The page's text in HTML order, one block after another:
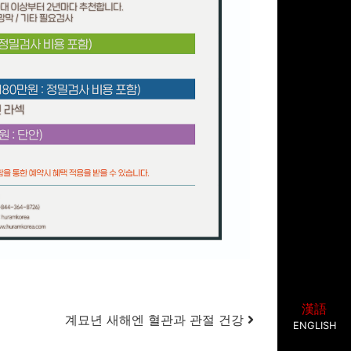
계묘년 새해엔 혈관과 관절 건강
漢語
ENGLISH